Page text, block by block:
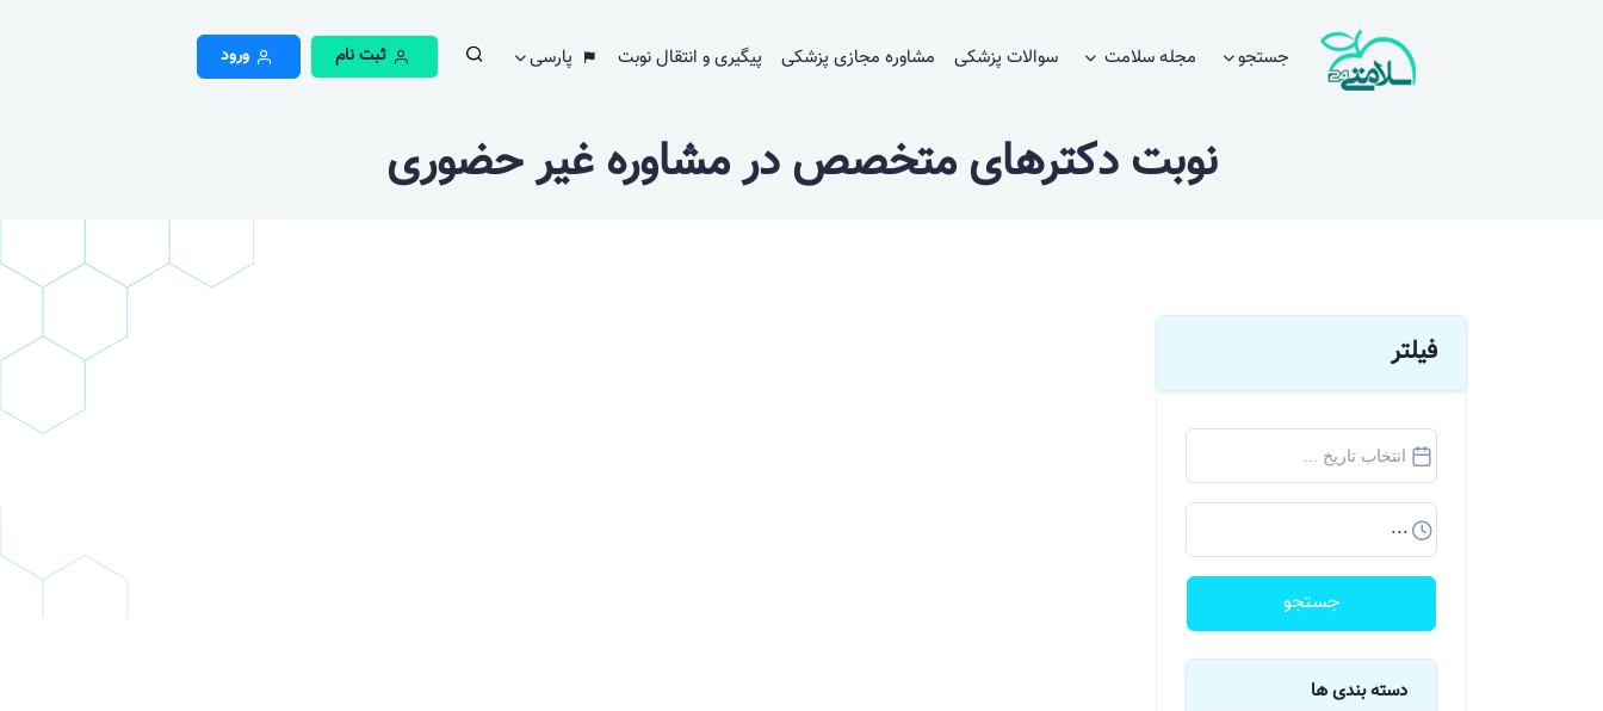
جستجو مجله سلامت سوالات پزشکی مشاوره مجازی پزشکی پیگیری و انتقال نوبت پارسی ثبت نام ورود
نوبت دکترهای متخصص در مشاوره غیر حضوری
فیلتر
جستجو
دسته بندی ها